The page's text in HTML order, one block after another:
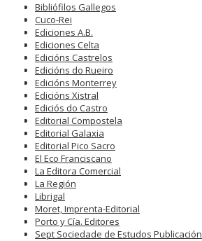
Bibliófilos Gallegos
Cuco-Rei
Ediciones A.B.
Ediciones Celta
Edicións Castrelos
Edicións do Rueiro
Edicións Monterrey
Edicións Xistral
Ediciós do Castro
Editorial Compostela
Editorial Galaxia
Editorial Pico Sacro
El Eco Franciscano
La Editora Comercial
La Región
Librigal
Moret, Imprenta-Editorial
Porto y Cía. Editores
Sept Sociedade de Estudos